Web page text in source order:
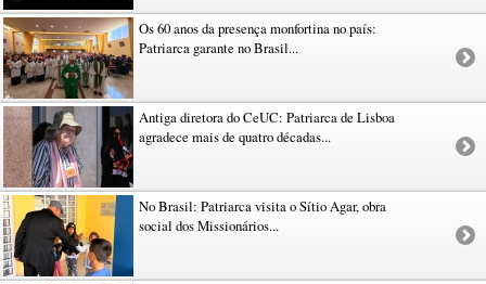
Os 60 anos da presença monfortina no país:
Patriarca garante no Brasil...
Antiga diretora do CeUC: Patriarca de Lisboa
agradece mais de quatro décadas...
No Brasil: Patriarca visita o Sítio Agar, obra
social dos Missionários...